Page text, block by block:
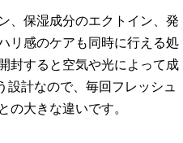
、保湿成分のエクトイン、発
リ感のケアも同時に行える処
封すると空気や光によって成
計なので、毎回フレッシュ
の大きな違いです。